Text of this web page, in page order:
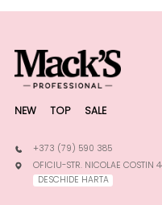
NEW TOP SALE
+373 (79) 590 385
OFICIU-STR. NICOLAE COSTIN
DESCHIDE HARTA